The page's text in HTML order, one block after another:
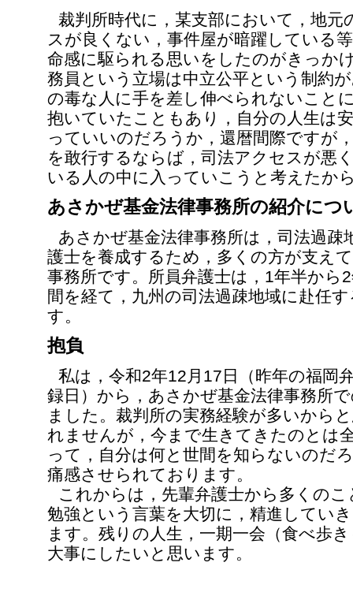
裁判所時代に，某支部において，地元
スが良くない，事件屋が暗躍している
命感に駆られる思いをしたのがきっか
務員という立場は中立公平という制約
の毒な人に手を差し伸べられないこと
抱いていたこともあり，自分の人生は
っていいのだろうか，還暦間際ですが
を敢行するならば，司法アクセスが悪
いる人の中に入っていこうと考えたか
あさかぜ基金法律事務所の紹介につ
あさかぜ基金法律事務所は，司法過疎
護士を養成するため，多くの方が支え
事務所です。所員弁護士は，1年半から
間を経て，九州の司法過疎地域に赴任
す。
抱負
私は，令和2年12月17日（昨年の福岡
録日）から，あさかぜ基金法律事務所
ました。裁判所の実務経験が多いから
れませんが，今まで生きてきたのとは
って，自分は何と世間を知らないのだ
痛感させられております。
これからは，先輩弁護士から多くの
勉強という言葉を大切に，精進してい
ます。残りの人生，一期一会（食べ歩
大事にしたいと思います。